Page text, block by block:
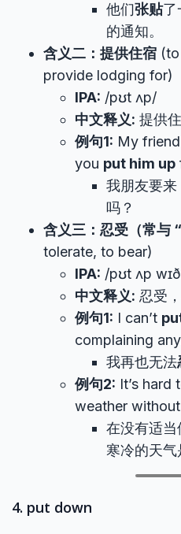
他们张贴了
的通知。
含义二：提供住宿
provide lodging for)
IPA: /pʊt ʌp/
中文释义: 提供
例句1: My
you put him up
我朋友要
吗？
含义三：忍受（常与
tolerate, to bear)
IPA: /pʊt ʌp
中文释义: 忍受
例句1: I can’t
complaining
我再也无法
例句2: It’s hard
weather
在没有适当
寒冷的天气
4. put down